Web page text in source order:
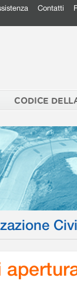
Contatti
CODICE